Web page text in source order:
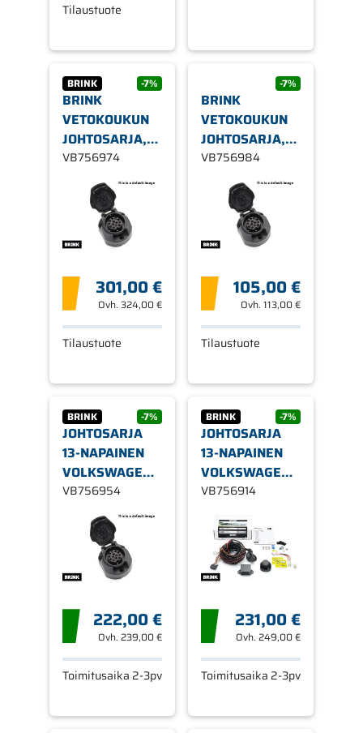
Tilaustuote
BRINK -7%
BRINK
VETOKOUKUN
JOHTOSARJA,
13 NAPAINEN,
VW CRAFTER
2017-
VB756974
301,00 €
Ovh. 324,00 €
Tilaustuote
-7%
BRINK
VETOKOUKUN
JOHTOSARJA,
13-NAPAINEN,
VW CRAFTER
2017-
VB756984
105,00 €
Ovh.113,00 €
Tilaustuote
BRINK -7%
JOHTOSARJA
13-NAPAINEN
VOLKSWAGEN
CADDY 2020-
VB756954
222,00 €
Ovh. 239,00 €
Toimitusaika 2-3pv
BRINK -7%
JOHTOSARJA
13-NAPAINEN
VOLKSWAGEN
TRANPORTER
VB756914
231,00 €
Ovh.249,00 €
Toimitusaika 2-3pv